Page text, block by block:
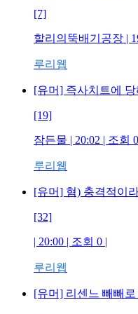
[7]
할리의뚝배기공장 |
루리웹
[유머] 즉사치트에
[19]
잠든물 | 20:02 | 조회
루리웹
[유머] 혐) 충격적이
[32]
| 20:00 | 조회 0 |
루리웹
[유머] 리센느 빼빼로